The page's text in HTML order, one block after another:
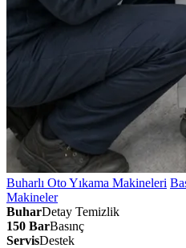
Buharlı Oto Yıkama Makineleri
Makineler
BuharDetay Temizlik
150 BarBasınç
ServisDestek